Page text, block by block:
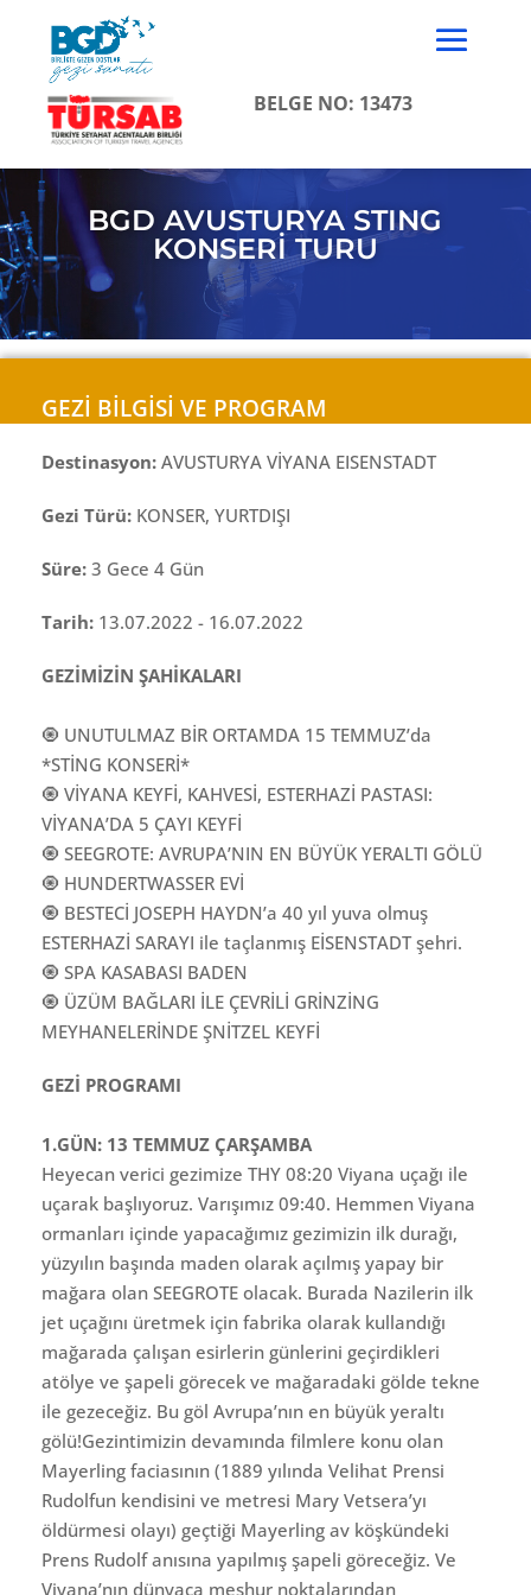
BELGE NO: 13473
BGD AVUSTURYA STING
KONSERİ TURU
GEZİ BİLGİSİ VE PROGRAM
Destinasyon: AVUSTURYA VİYANA EISENSTADT
Gezi Türü: KONSER, YURTDIŞI
Süre: 3 Gece 4 Gün
Tarih: 13.07.2022 - 16.07.2022
GEZİMİZİN ŞAHİKALARI
🧿 UNUTULMAZ BİR ORTAMDA 15 TEMMUZ’da
*STİNG KONSERİ*
🧿 VİYANA KEYFİ, KAHVESİ, ESTERHAZİ PASTASI:
VİYANA’DA 5 ÇAYI KEYFİ
🧿 SEEGROTE: AVRUPA’NIN EN BÜYÜK YERALTI GÖLÜ
🧿 HUNDERTWASSER EVİ
🧿 BESTECİ JOSEPH HAYDN’a 40 yıl yuva olmuş
ESTERHAZİ SARAYI ile taçlanmış EİSENSTADT şehri.
🧿 SPA KASABASI BADEN
🧿 ÜZÜM BAĞLARI İLE ÇEVRİLİ GRİNZİNG
MEYHANELERİNDE ŞNİTZEL KEYFİ
GEZİ PROGRAMI
1.GÜN: 13 TEMMUZ ÇARŞAMBA
Heyecan verici gezimize THY 08:20 Viyana uçağı ile
uçarak başlıyoruz. Varışımız 09:40. Hemmen Viyana
ormanları içinde yapacağımız gezimizin ilk durağı,
yüzyılın başında maden olarak açılmış yapay bir
mağara olan SEEGROTE olacak. Burada Nazilerin ilk
jet uçağını üretmek için fabrika olarak kullandığı
mağarada çalışan esirlerin günlerini geçirdikleri
atölye ve şapeli görecek ve mağaradaki gölde tekne
ile gezeceğiz. Bu göl Avrupa’nın en büyük yeraltı
gölü!Gezintimizin devamında filmlere konu olan
Mayerling faciasının (1889 yılında Velihat Prensi
Rudolfun kendisini ve metresi Mary Vetsera’yı
öldürmesi olayı) geçtiği Mayerling av köşkündeki
Prens Rudolf anısına yapılmış şapeli göreceğiz. Ve
Viyana’nın dünyaca meşhur noktalarından